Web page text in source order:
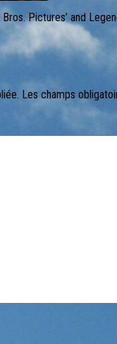
Bros. Pictures’ and
Les champs